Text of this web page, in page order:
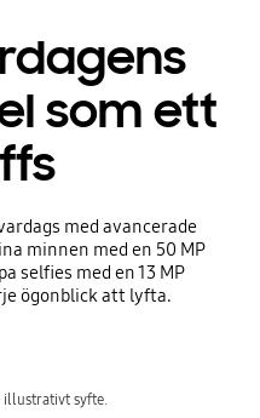
som ett
med avancerade
minnen med en 50 MP
selfies med en 13 MP
ögonblick att lyfta.
syfte.